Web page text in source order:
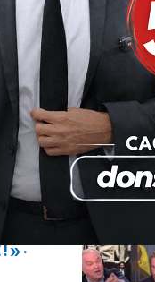
Article
suivant
:
» ·